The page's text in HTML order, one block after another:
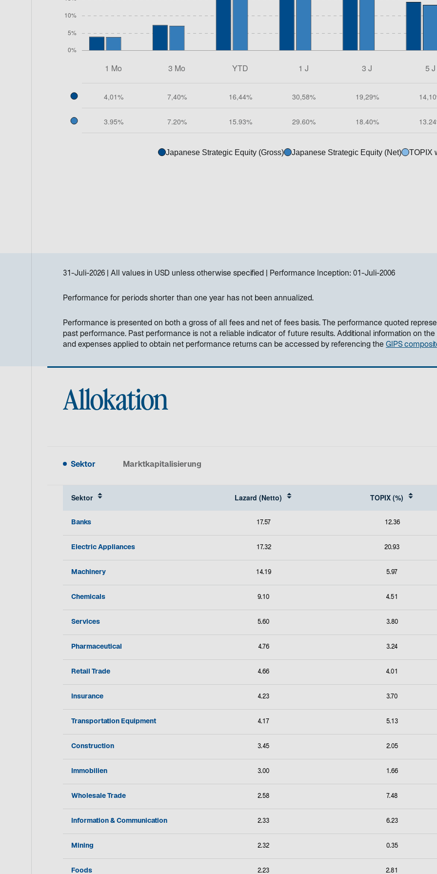
Japanese Strategic Equity (Gross) Japanese Strategic Equity (Net) TOPIX
31-Juli-2026 All values in USD unless otherwise specified Performance Inception: 01-Juli-2006
Performance for periods shorter than one year has not been annualized.
Performance is presented on both a gross of all fees and net of fees basis. The performance quoted
past performance. Past performance is not a reliable indicator of future results. Additional information on the
and expenses applied to obtain net performance returns can be accessed by referencing the GIPS
Allokation
Sektor Marktkapitalisierung
Sektor Lazard (Netto) TOPIX (%)
Banks 17.57 12.36
Electric Appliances 17.32 20.93
Machinery 14.19 5.97
Chemicals 9.10 4.51
Services 5.60 3.80
Pharmaceutical 4.76 3.24
Retail Trade 4.66 4.01
Insurance 4.23 3.70
Transportation Equipment 4.17 5.13
Construction 3.45 2.05
Immobilien 3.00 1.66
Wholesale Trade 2.58 7.48
Information & Communication 2.33 6.23
Mining 2.32 0.35
Foods 2.23 2.81